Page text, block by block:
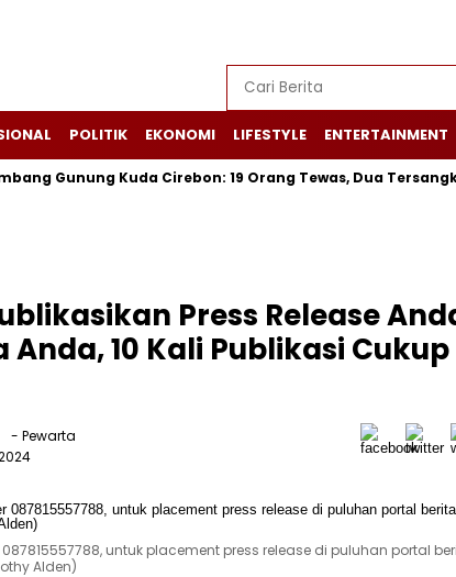
POLITIK EKONOMI LIFESTYLE ENTERTAINMENT
Kuda Cirebon: 19 Orang Tewas, Dua Tersangka
Press Release
Anda, 10 Kali Publikasi
- Pewarta
untuk placement press release di puluhan portal
Alden)